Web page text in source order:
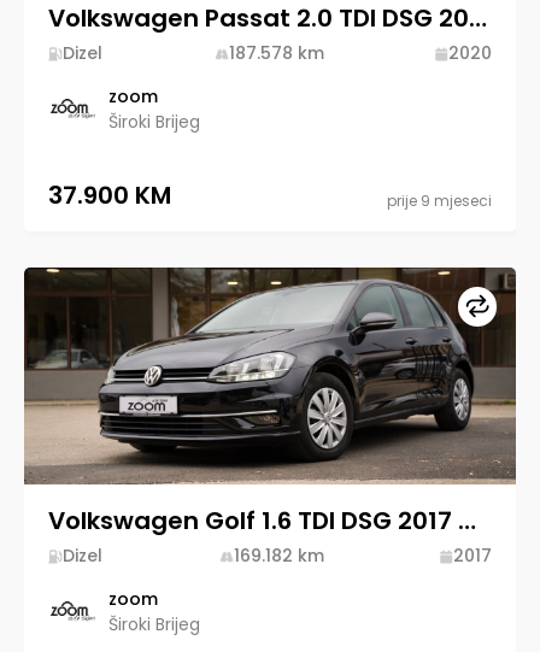
Volkswagen Passat 2.0 TDI DSG 2020 Diesel
Dizel 187.578 km
2020
zoom
Široki Brijeg
37.900 KM prije 9 mjeseci
Volkswagen Golf 1.6 TDI DSG 2017 Diesel
Dizel 169.182 km
2017
zoom
Široki Brijeg